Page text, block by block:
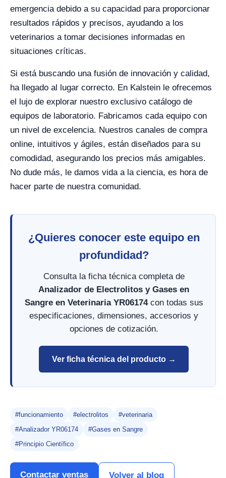
emergencia debido a su capacidad para proporcionar
resultados rápidos y precisos, ayudando a los
veterinarios a tomar decisiones informadas en
situaciones críticas.
Si está buscando una fusión de innovación y calidad,
ha llegado al lugar correcto. En Kalstein le ofrecemos
el lujo de explorar nuestro exclusivo catálogo de
equipos de laboratorio. Fabricamos cada equipo con
un nivel de excelencia. Nuestros canales de compra
online, intuitivos y ágiles, están diseñados para su
comodidad, asegurando los precios más amigables.
No dude más, le damos vida a la ciencia, es hora de
hacer parte de nuestra comunidad.
¿Quieres conocer este equipo en
profundidad?
Consulta la ficha técnica completa de
Analizador de Electrolitos y Gases en
Sangre en Veterinaria YR06174con todas sus
especificaciones, dimensiones, accesorios y
opciones de cotización.
Ver ficha técnica del producto →
#funcionamiento #electrolitos
#veterinaria
#Analizador YR06174
#Gases en Sangre
#Principio Científico
Contactar ventas Volver al blog